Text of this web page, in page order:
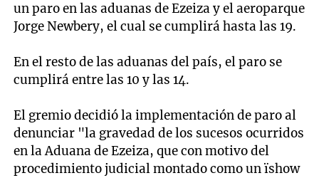
un paro en las aduanas de Ezeiza y el aeroparque
Jorge Newbery, el cual se cumplirá hasta las 19.
En el resto de las aduanas del país, el paro se
cumplirá entre las 10 y las 14.
El gremio decidió la implementación de paro al
denunciar "la gravedad de los sucesos ocurridos
en la Aduana de Ezeiza, que con motivo del
procedimiento judicial montado como un ïshow